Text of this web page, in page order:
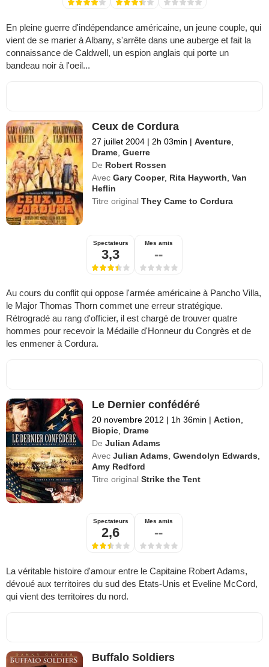
En pleine guerre d'indépendance américaine, un jeune couple, qui
vient de se marier à Albany, s'arrête dans une auberge et fait la
connaissance de Caldwell, un espion anglais qui porte un
bandeau noir à l'oeil...
Ceux de Cordura
27 juillet 2004 | 2h 03min | Aventure
Drame ,Guerre
De Robert Rossen
Avec Gary Cooper, Rita Hayworth ,Van
Heflin
Titre originalThey Came to Cordura
Spectateurs
3,3
Mes amis
--
Au cours du conflit qui oppose l'armée américaine à Pancho Villa,
le Major Thomas Thorn commet une erreur stratégique.
Rétrogradé au rang d'officier, il est chargé de trouver quatre
hommes pour recevoir la Médaille d'Honneur du Congrès et de
les enmener à Cordura.
Le Dernier confédéré
20 novembre 2012 | 1h 36min | Action
Biopic Drame
De Julian Adams
Avec Julian Adams ,Gwendolyn Edwards
Amy Redford
Titre originalStrike the Tent
Spectateurs
2,6
Mes amis
--
La véritable histoire d'amour entre le Capitaine Robert Adams,
dévoué aux territoires du sud des Etats-Unis et Eveline McCord,
qui vient des territoires du nord.
Buffalo Soldiers